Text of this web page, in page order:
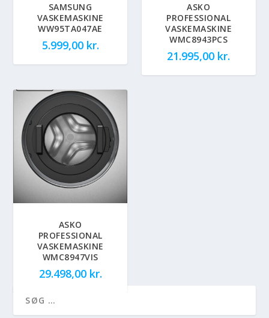
SAMSUNG
VASKEMASKINE
WW95TA047AE
5.999,00 kr.
ASKO
PROFESSIONAL
VASKEMASKINE
WMC8943PCS
21.995,00 kr.
ASKO
PROFESSIONAL
VASKEMASKINE
WMC8947VIS
29.498,00 kr.